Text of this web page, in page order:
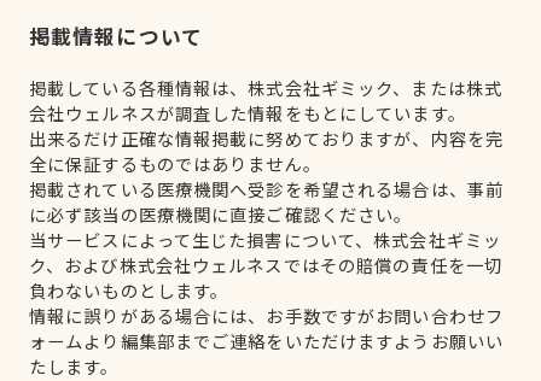
掲載情報について
掲載している各種情報は、株式会社ギミック、または株式
会社ウェルネスが調査した情報をもとにしています。
出来るだけ正確な情報掲載に努めておりますが、内容を完
全に保証するものではありません。
掲載されている医療機関へ受診を希望される場合は、事前
に必ず該当の医療機関に直接ご確認ください。
当サービスによって生じた損害について、株式会社ギミッ
ク、および株式会社ウェルネスではその賠償の責任を一切
負わないものとします。
情報に誤りがある場合には、お手数ですがお問い合わせフ
ォームより編集部までご連絡をいただけますようお願いい
たします。